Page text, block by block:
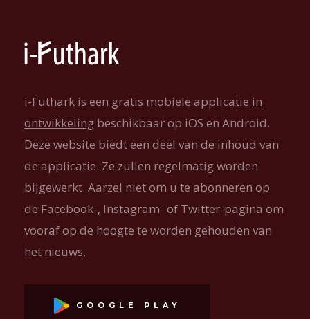
i-Futhark is een gratis mobiele applicatie in
ontwikkeling beschikbaar op iOS en Android.
Deze website biedt een deel van de inhoud van
de applicatie. Ze zullen regelmatig worden
bijgewerkt. Aarzel niet om u te abonneren op
de Facebook-, Instagram- of Twitter-pagina om
vooraf op de hoogte te worden gehouden van
het nieuws.
GOOGLE PLAY